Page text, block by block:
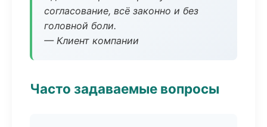
согласование, всё законно и без
головной боли.
— Клиент компании
Часто задаваемые вопросы